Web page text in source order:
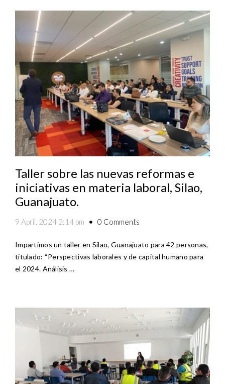
Taller sobre las nuevas reformas e
iniciativas en materia laboral, Silao,
Guanajuato.
9 April, 2024 2:14 pm 0 Comments
Impartimos un taller en Silao, Guanajuato para 42 personas,
titulado: “Perspectivas laborales y de capital humano para
el 2024. Análisis …